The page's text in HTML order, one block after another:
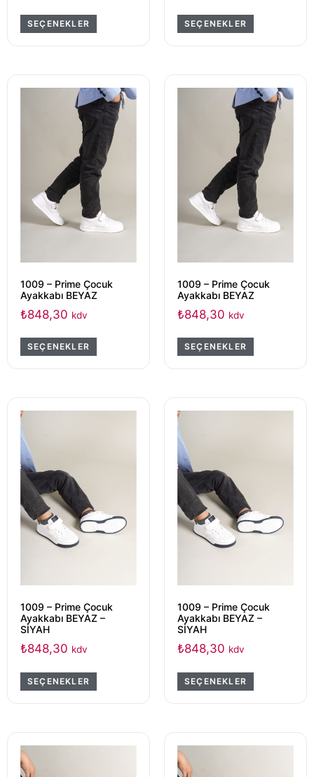
SEÇENEKLER SEÇENEKLER
1009 – Prime Çocuk
Ayakkabı BEYAZ
₺848,30 kdv
SEÇENEKLER
1009 – Prime Çocuk
Ayakkabı BEYAZ
₺848,30 kdv
SEÇENEKLER
1009 – Prime Çocuk
Ayakkabı BEYAZ –
SİYAH
₺848,30 kdv
SEÇENEKLER
1009 – Prime Çocuk
Ayakkabı BEYAZ –
SİYAH
₺848,30 kdv
SEÇENEKLER